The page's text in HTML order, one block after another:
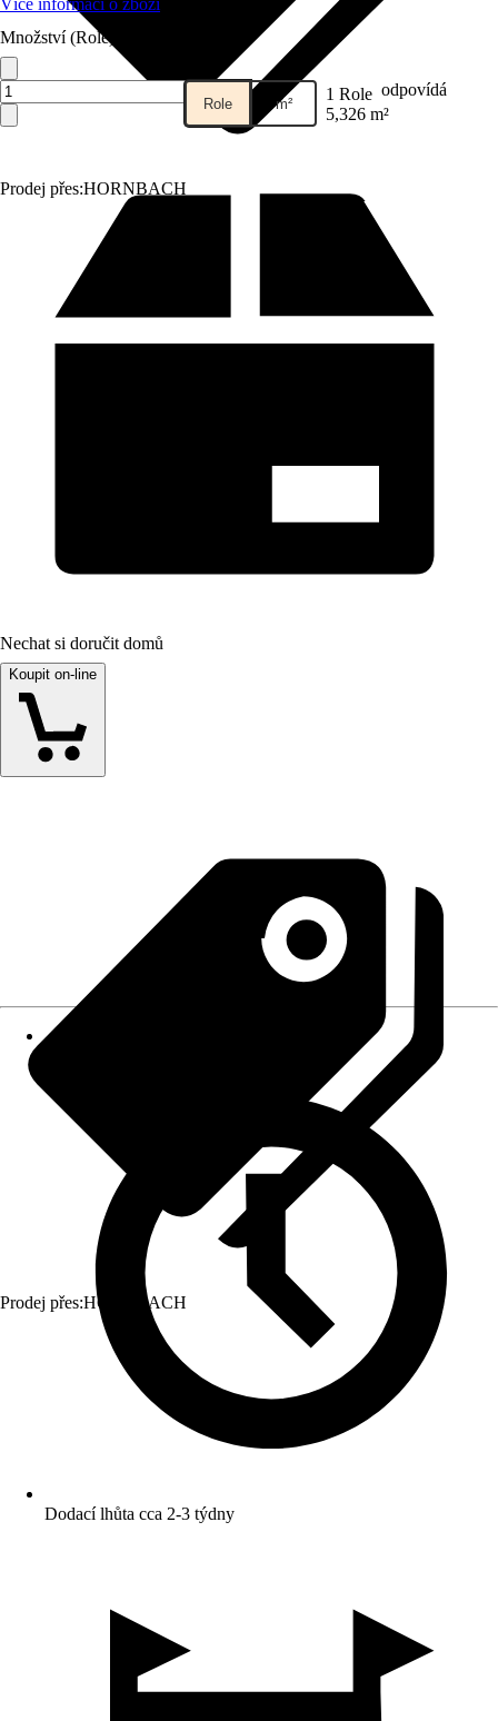
Prodej přes:HORNBACH
Více informací o zboží
Množství (Role)
Role m² 1 Role odpovídá
5,326 m²
Nechat si doručit domů
Koupit on-line
Prodej přes:HORNBACH
Dodací lhůta cca 2-3 týdny